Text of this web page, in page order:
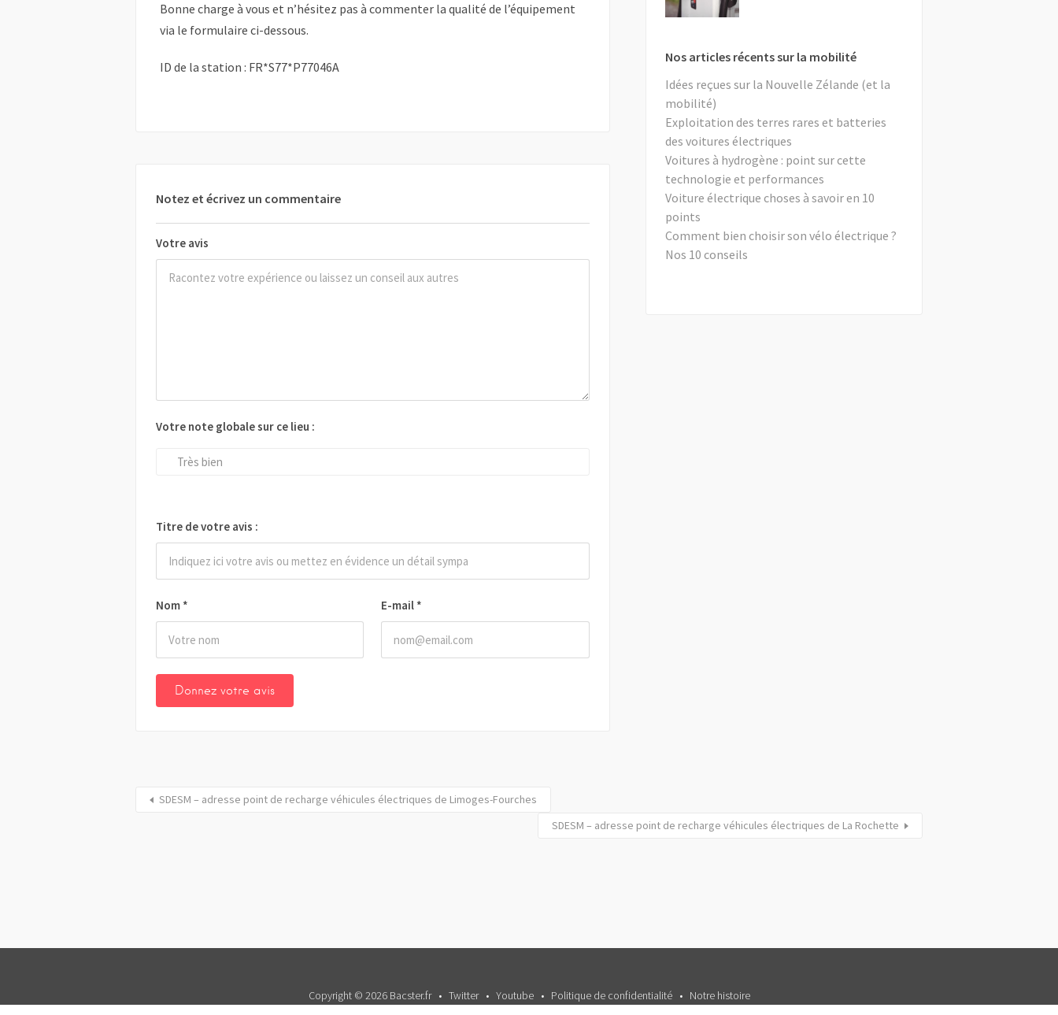
Bonne charge à vous et n’hésitez pas à commenter la qualité de l’équipement
via le formulaire ci-dessous.
ID de la station : FR*S77*P77046A
Notez et écrivez un commentaire
Votre avis
Nom * E-mail *
Votre note globale sur ce lieu :
Très bien
Titre de votre avis :
Nos articles récents sur la mobilité
Idées reçues sur la Nouvelle Zélande (et la
mobilité)
Exploitation des terres rares et batteries
des voitures électriques
Voitures à hydrogène : point sur cette
technologie et performances
Voiture électrique choses à savoir en 10
points
Comment bien choisir son vélo électrique ?
Nos 10 conseils
SDESM – adresse point de recharge véhicules électriques de Limoges-Fourches
SDESM – adresse point de recharge véhicules électriques de La Rochette
Copyright © 2026 Bacster.fr Twitter Youtube Politique de confidentialité Notre histoire